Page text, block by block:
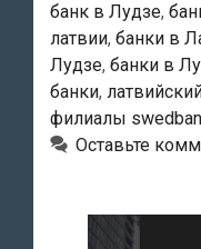
банк в Лудзе,
латвии, банки в
Лудзе, банки в
банки,
филиалы
Оставьте